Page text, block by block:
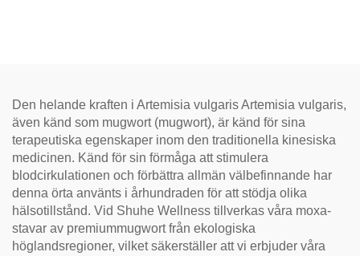
Den helande kraften i Artemisia vulgaris Artemisia vulgaris,
även känd som mugwort (mugwort), är känd för sina
terapeutiska egenskaper inom den traditionella kinesiska
medicinen. Känd för sin förmåga att stimulera
blodcirkulationen och förbättra allmän välbefinnande har
denna örta använts i århundraden för att stödja olika
hälsotillstånd. Vid Shuhe Wellness tillverkas våra moxa-
stavar av premiummugwort från ekologiska
höglandsregioner, vilket säkerställer att vi erbjuder våra